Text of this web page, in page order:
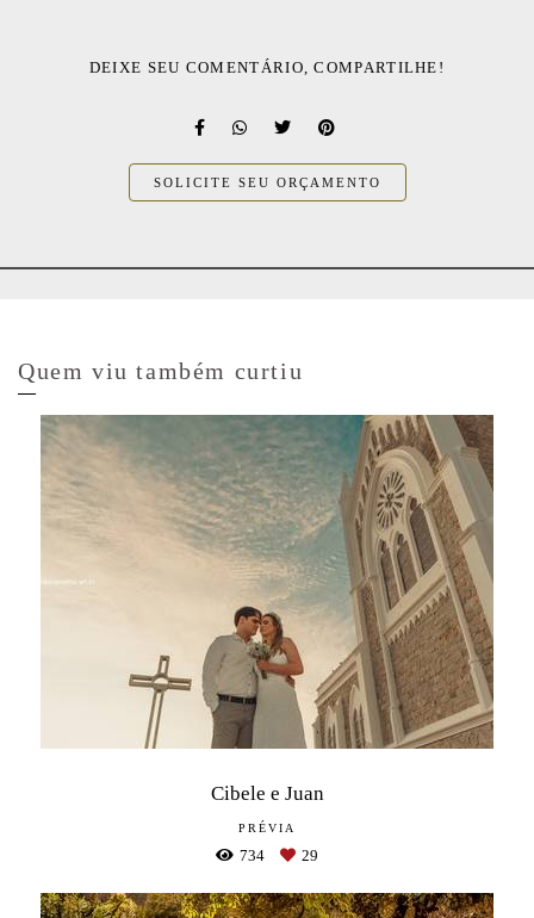
DEIXE SEU COMENTÁRIO, COMPARTILHE!
SOLICITE SEU ORÇAMENTO
Quem viu também curtiu
Cibele e Juan
PRÉVIA
734 29